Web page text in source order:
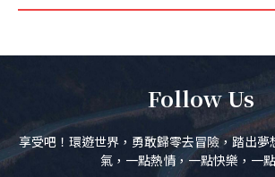
Follow Us
享受吧！環遊世界，勇敢歸零去冒險，踏出夢
氣，一點熱情，一點快樂，一